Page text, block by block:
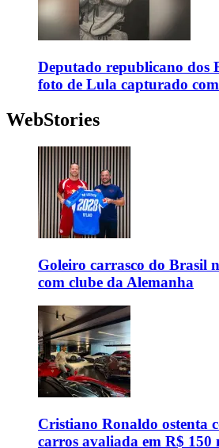
Deputado republicano dos
foto de Lula capturado
WebStories
Goleiro carrasco do Brasil
com clube da Alemanha
Cristiano Ronaldo ostenta
carros avaliada em R$ 150